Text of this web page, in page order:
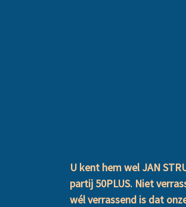
U kent hem wel JAN
partij 50PLUS. Niet
wél verrassend is dat